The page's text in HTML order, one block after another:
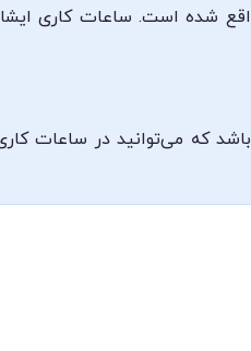
شده است. ساعات کاری
مطب دکتر بهرام صمدزاده جهت هماهنگی و ارتباط با ایشان